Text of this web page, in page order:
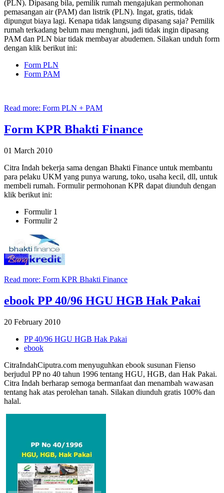
(PLN). Dipasang bila, pemilik rumah mengajukan permohonan
pemasangan air (PAM) dan listrik (PLN). Ingat, gratis, tidak
dipungut biaya lagi. Kenapa tidak langsung dipasang saja? Pemilik
rumah terkadang belum mau menghuni, jadi tidak ingin dipasang
PAM dan PLN biar tidak membayar abudemen. Silakan unduh form
dengan klik berikut ini:
Form PLN
Form PAM
Read more: Form PLN + PAM
Form KPR Bhakti Finance
01 March 2010
Citra Indah bekerja sama dengan Bhakti Finance untuk membantu
para pelaku UKM yang punya warung, toko, usaha kecil, dll, untuk
membeli rumah. Formulir permohonan KPR dapat diunduh dengan
klik berikut ini:
Formulir 1
Formulir 2
Read more: Form KPR Bhakti Finance
ebook PP 40/96 HGU HGB Hak Pakai
20 February 2010
PP 40/96 HGU HGB Hak Pakai
ebook
CitraIndahCiputra.com menyuguhkan ebook susunan Fienso
berjudul PP no 40 tahun 1996 tentang HGU, HGB, dan Hak Pakai.
Citra Indah berharap semoga bermanfaat dan menambah wawasan
tentang hak atas perolehan tanah. Silakan diunduh gratis 100% dan
halal.